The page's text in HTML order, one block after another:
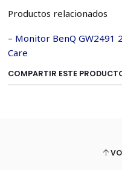
Productos relacionados
– Monitor BenQ GW2491
Care
COMPARTIR ESTE